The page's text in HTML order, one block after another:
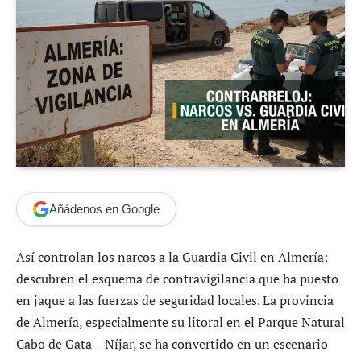
Añádenos en Google
Así controlan los narcos a la Guardia Civil en Almería:
descubren el esquema de contravigilancia que ha puesto
en jaque a las fuerzas de seguridad locales. La provincia
de Almería, especialmente su litoral en el Parque Natural
Cabo de Gata – Níjar, se ha convertido en un escenario